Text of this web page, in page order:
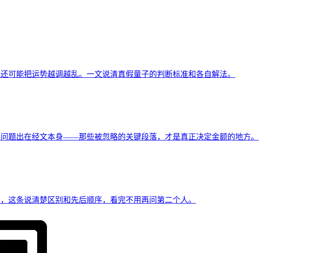
能把运势越调越乱。一文说清真假童子的判断标准和各自解法。
题出在经文本身——那些被忽略的关键段落，才是真正决定金额的地方。
条说清楚区别和先后顺序，看完不用再问第二个人。